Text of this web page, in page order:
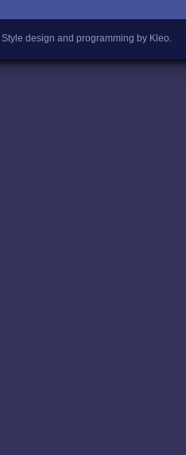
Style design and programming by Kleo.